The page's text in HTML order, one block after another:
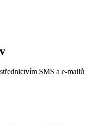
SMS a e-mailů